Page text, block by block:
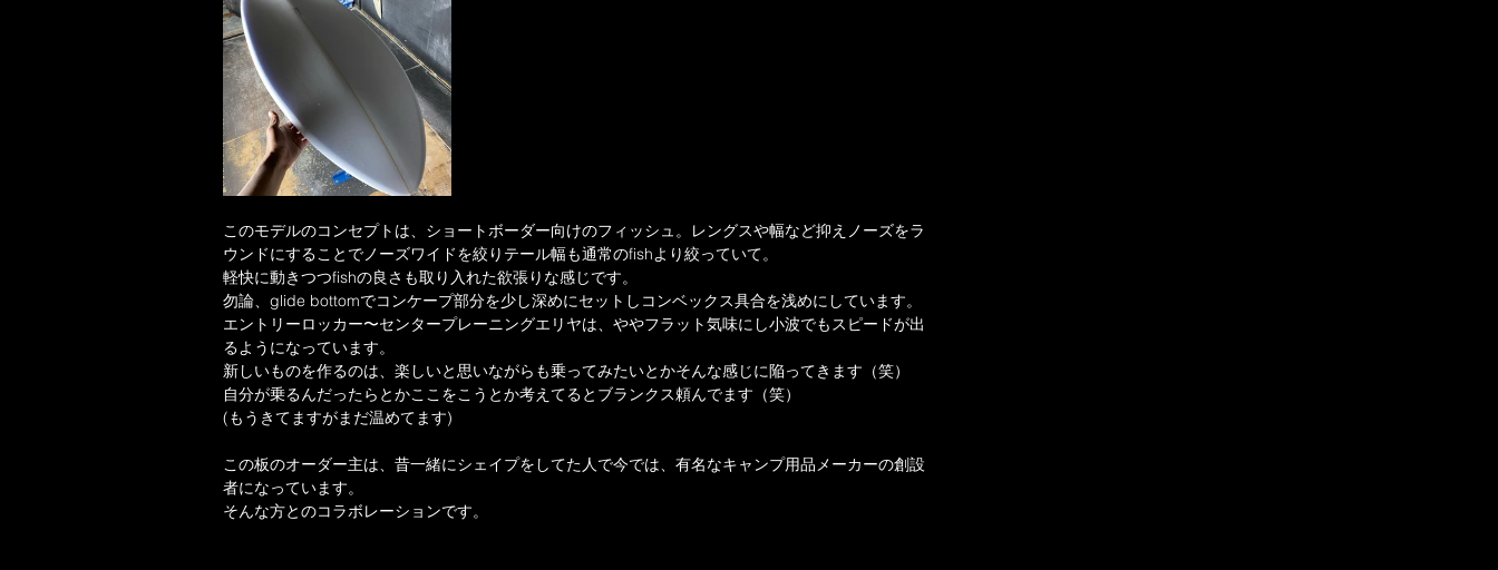
このモデルのコンセプトは、ショートボーダー向けのフィッシュ。レングスや幅など抑えノーズをラ
ウンドにすることでノーズワイドを絞りテール幅も通常のfishより絞っていて。
軽快に動きつつfishの良さも取り入れた欲張りな感じです。
勿論、glide bottomでコンケープ部分を少し深めにセットしコンベックス具合を浅めにしています。
エントリーロッカー〜センタープレーニングエリヤは、ややフラット気味にし小波でもスピードが出
るようになっています。
新しいものを作るのは、楽しいと思いながらも乗ってみたいとかそんな感じに陥ってきます（笑）
自分が乗るんだったらとかここをこうとか考えてるとブランクス頼んでます（笑）
(もうきてますがまだ温めてます)
この板のオーダー主は、昔一緒にシェイプをしてた人で今では、有名なキャンプ用品メーカーの創設
者になっています。
そんな方とのコラボレーションです。